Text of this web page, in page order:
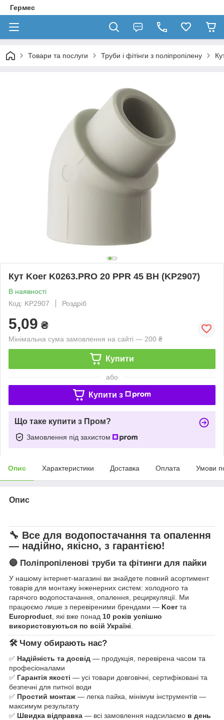
Гермес
Товари та послуги Труби і фітінги з поліпропілену
Кут Koer K0263.PRO 20 PPR 45 ВН (KP2907)
В наявності
Код: KP2907
Роздріб
5,09 ₴
Мінімальна сума замовлення на сайті — 200 ₴
Купити
або
Купити з
Що таке купити з Пром?
Замовлення під захистом
Опис Характеристики Доставка Оплата Умови
Опис
🔧 Все для водопостачання та опалення
— надійно, якісно, з гарантією!
🔵 Поліпропіленові труби та фітинги для пайки
У нашому інтернет-магазині ви знайдете повний асортимент
товарів для монтажу інженерних систем: холодного та
гарячого водопостачання, опалення, рециркуляції. Ми
працюємо лише з перевіреними брендами — Koerта
Europroduct, які вже понад 10 років успішно
використовуються по всій Україні.
🛠 Чому обирають нас?
✅ Надійність та досвід — продукція, перевірена часом та
професіоналами
✅ Гарантія якості — усі товари довговічні, сертифіковані та
безпечні для питної води
✅ Простий монтаж — легка пайка, мінімум інструментів —
максимум результату
✅ Швидка відправка — всі замовлення надсилаємо в день